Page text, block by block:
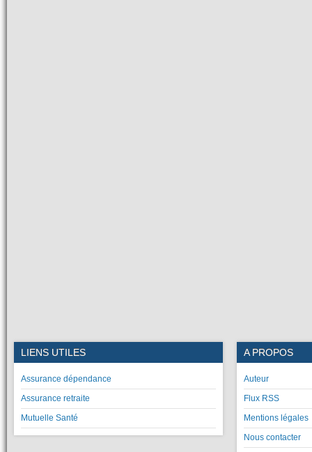
LIENS UTILES
Assurance dépendance
Assurance retraite
Mutuelle Santé
A PROPOS
Auteur
Flux RSS
Mentions légales
Nous contacter